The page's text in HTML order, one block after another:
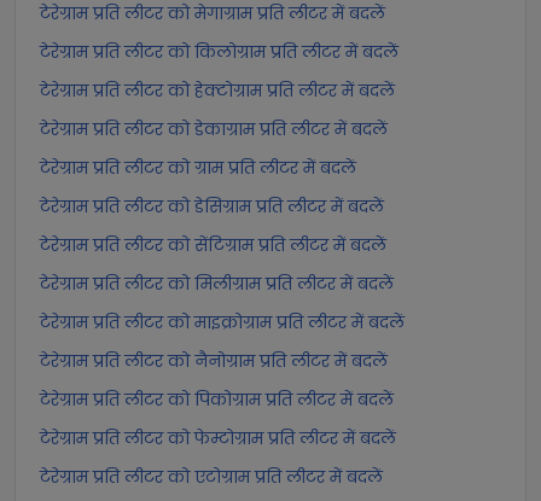
टेरेग्राम प्रति लीटर को मेगाग्राम प्रति लीटर में बदलें
टेरेग्राम प्रति लीटर को किलोग्राम प्रति लीटर में बदलें
टेरेग्राम प्रति लीटर को हेक्टोग्राम प्रति लीटर में बदलें
टेरेग्राम प्रति लीटर को डेकाग्राम प्रति लीटर में बदलें
टेरेग्राम प्रति लीटर को ग्राम प्रति लीटर में बदलें
टेरेग्राम प्रति लीटर को डेसिग्राम प्रति लीटर में बदलें
टेरेग्राम प्रति लीटर को सेंटिग्राम प्रति लीटर में बदलें
टेरेग्राम प्रति लीटर को मिलीग्राम प्रति लीटर में बदलें
टेरेग्राम प्रति लीटर को माइक्रोग्राम प्रति लीटर में बदलें
टेरेग्राम प्रति लीटर को नैनोग्राम प्रति लीटर में बदलें
टेरेग्राम प्रति लीटर को पिकोग्राम प्रति लीटर में बदलें
टेरेग्राम प्रति लीटर को फेम्टोग्राम प्रति लीटर में बदलें
टेरेग्राम प्रति लीटर को एटोग्राम प्रति लीटर में बदलें